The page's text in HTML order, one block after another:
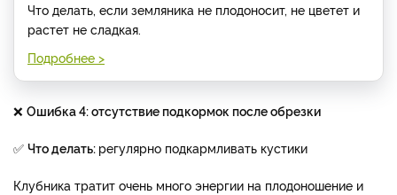
Что делать, если земляника не плодоносит, не цветет и
растет не сладкая.
Подробнее >
❌ Ошибка 4: отсутствие подкормок после обрезки
✅ Что делать: регулярно подкармливать кустики
Клубника тратит очень много энергии на плодоношение и